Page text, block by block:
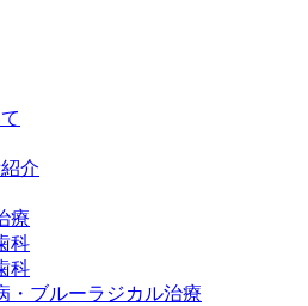
介
療
科
科
・ブルーラジカル治療